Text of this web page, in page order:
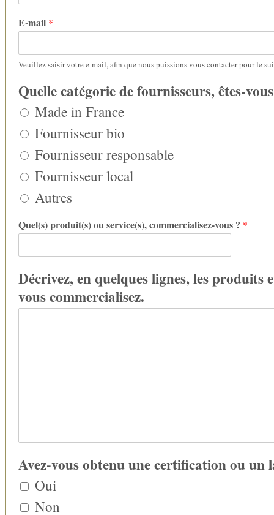
E-mail *
Veuillez saisir votre e-mail, afin que nous puissions vous contacter pour le
Quelle catégorie de fournisseurs, êtes-
Made in France
Fournisseur bio
Fournisseur responsable
Fournisseur local
Autres
Quel(s) produit(s) ou service(s), commercialisez-vous ? *
Décrivez, en quelques lignes, les produits
vous commercialisez.
Avez-vous obtenu une certification ou un
Oui
Non